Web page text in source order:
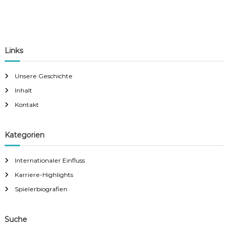
Links
Unsere Geschichte
Inhalt
Kontakt
Kategorien
Internationaler Einfluss
Karriere-Highlights
Spielerbiografien
Suche